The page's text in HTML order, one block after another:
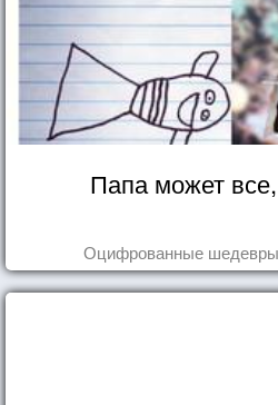
Папа может
Оцифрованные шедевры